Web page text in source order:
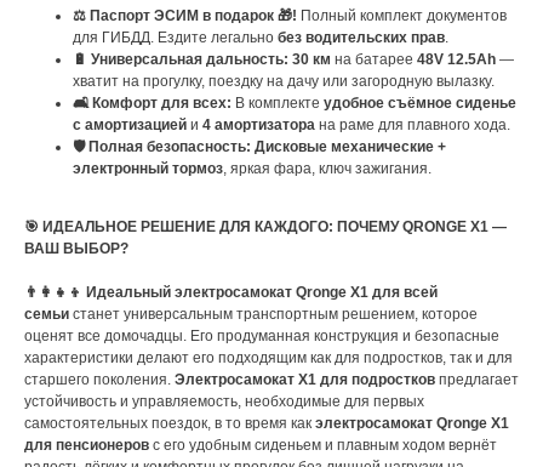
⚖️ Паспорт ЭСИМ в подарок 🎁! Полный комплект документов
для ГИБДД. Ездите легально без водительских прав.
🔋 Универсальная дальность: 30 км на батарее 48V 12.5Ah —
хватит на прогулку, поездку на дачу или загородную вылазку.
🛋️ Комфорт для всех: В комплекте удобное съёмное сиденье
с амортизацией и 4 амортизатора на раме для плавного хода.
🛡️ Полная безопасность: Дисковые механические +
электронный тормоз, яркая фара, ключ зажигания.
🎯 ИДЕАЛЬНОЕ РЕШЕНИЕ ДЛЯ КАЖДОГО: ПОЧЕМУ QRONGE X1 —
ВАШ ВЫБОР?
👨‍👩‍👧‍👦 Идеальный электросамокат Qronge X1 для всей
семьи станет универсальным транспортным решением, которое
оценят все домочадцы. Его продуманная конструкция и безопасные
характеристики делают его подходящим как для подростков, так и для
старшего поколения. Электросамокат X1 для подростков предлагает
устойчивость и управляемость, необходимые для первых
самостоятельных поездок, в то время как электросамокат Qronge X1
для пенсионеров с его удобным сиденьем и плавным ходом вернёт